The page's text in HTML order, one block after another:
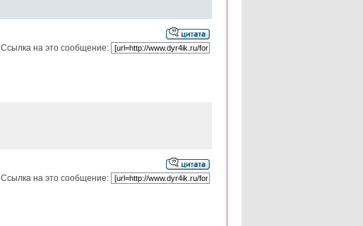
Ссылка на это сообщение:
Ссылка на это сообщение: